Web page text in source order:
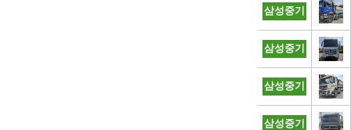
삼성중기
삼성중기
삼성중기
삼성중기